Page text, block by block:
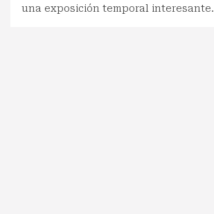
una exposición temporal interesante.